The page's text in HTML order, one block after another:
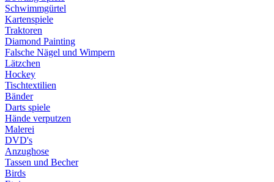
Schwimmgürtel
Kartenspiele
Traktoren
Diamond Painting
Falsche Nägel und Wimpern
Lätzchen
Hockey
Tischtextilien
Bänder
Darts spiele
Hände verputzen
Malerei
DVD's
Anzughose
Tassen und Becher
Birds